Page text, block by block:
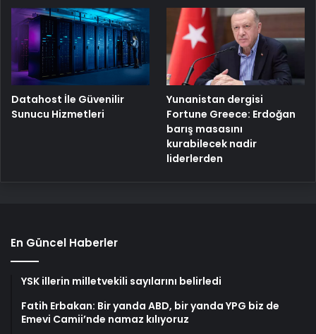
Datahost İle Güvenilir
Sunucu Hizmetleri
Yunanistan dergisi
Fortune Greece: Erdoğan
barış masasını
kurabilecek nadir
liderlerden
En Güncel Haberler
YSK illerin milletvekili sayılarını belirledi
Fatih Erbakan: Bir yanda ABD, bir yanda YPG biz de
Emevi Camii’nde namaz kılıyoruz